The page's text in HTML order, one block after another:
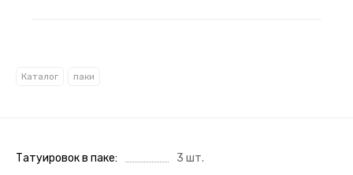
Каталог паки
Татуировок в паке 3 шт.